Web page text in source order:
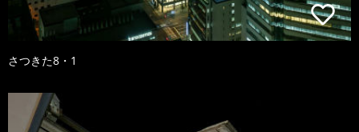
さつきた8・1